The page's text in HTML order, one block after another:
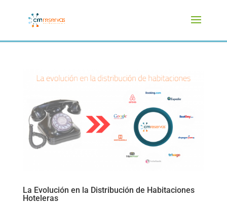
La Evolución en la Distribución de Habitaciones
Hoteleras